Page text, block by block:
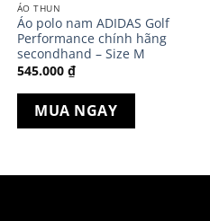
ÁO THUN
Áo polo nam ADIDAS Golf
Performance chính hãng
secondhand – Size M
545.000 ₫
MUA NGAY